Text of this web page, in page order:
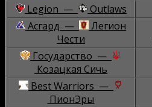
Legion —
Outlaws
Асгард —
Легион
Чести
Государство —
Козацкая Сичь
Best Warriors —
ПионЭры